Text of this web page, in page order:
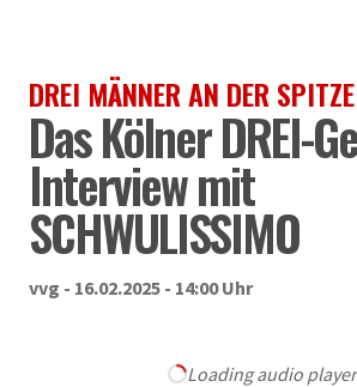
DREI MÄNNER AN DER SPITZE
Das Kölner DREI-
Interview mit
SCHWULISSIMO
vvg - 16.02.2025 - 14:00 Uhr
Loading audio